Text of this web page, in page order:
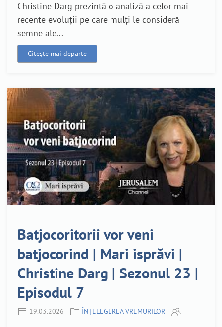
Christine Darg prezintă o analiză a celor mai
recente evoluții pe care mulți le consideră
semne ale...
Citește mai departe
Batjocoritorii vor veni
batjocorind | Mari isprăvi |
Christine Darg | Sezonul 23 |
Episodul 7
19.03.2026 ÎNȚELEGEREA VREMURILOR